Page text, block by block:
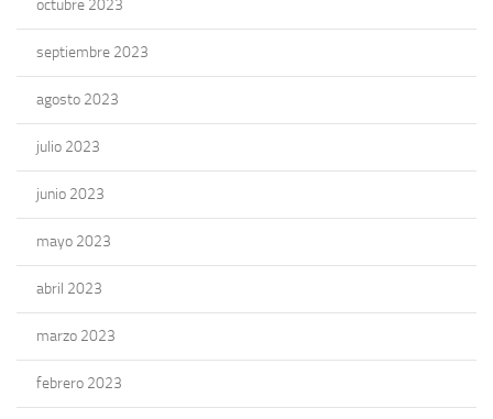
octubre 2023
septiembre 2023
agosto 2023
julio 2023
junio 2023
mayo 2023
abril 2023
marzo 2023
febrero 2023